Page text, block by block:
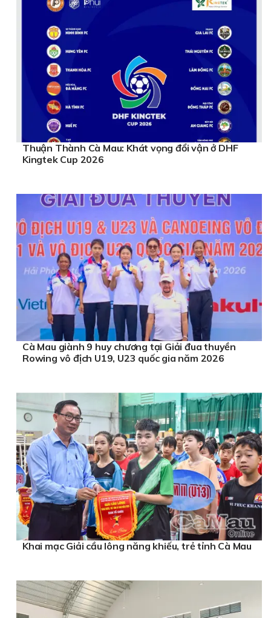
Thuận Thành Cà Mau: Khát vọng đổi vận ở DHF
Kingtek Cup 2026
Cà Mau giành 9 huy chương tại Giải đua thuyền
Rowing vô địch U19, U23 quốc gia năm 2026
Khai mạc Giải cầu lông năng khiếu, trẻ tỉnh Cà Mau